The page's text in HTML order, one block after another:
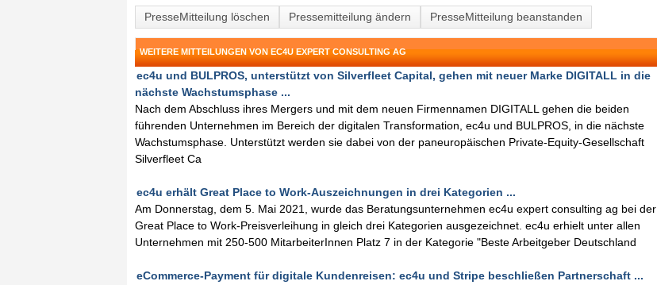
PresseMitteilung löschen Pressemitteilung ändern PresseMitteilung beanstanden
WEITERE MITTEILUNGEN VON EC4U EXPERT CONSULTING AG
ec4u und BULPROS, unterstützt von Silverfleet Capital, gehen mit neuer Marke DIGITALL in die
nächste Wachstumsphase ...
Nach dem Abschluss ihres Mergers und mit dem neuen Firmennamen DIGITALL gehen die beiden
führenden Unternehmen im Bereich der digitalen Transformation, ec4u und BULPROS, in die nächste
Wachstumsphase. Unterstützt werden sie dabei von der paneuropäischen Private-Equity-Gesellschaft
Silverfleet Ca
ec4u erhält Great Place to Work-Auszeichnungen in drei Kategorien ...
Am Donnerstag, dem 5. Mai 2021, wurde das Beratungsunternehmen ec4u expert consulting ag bei der
Great Place to Work-Preisverleihung in gleich drei Kategorien ausgezeichnet. ec4u erhielt unter allen
Unternehmen mit 250-500 MitarbeiterInnen Platz 7 in der Kategorie "Beste Arbeitgeber Deutschland
eCommerce-Payment für digitale Kundenreisen: ec4u und Stripe beschließen Partnerschaft ...